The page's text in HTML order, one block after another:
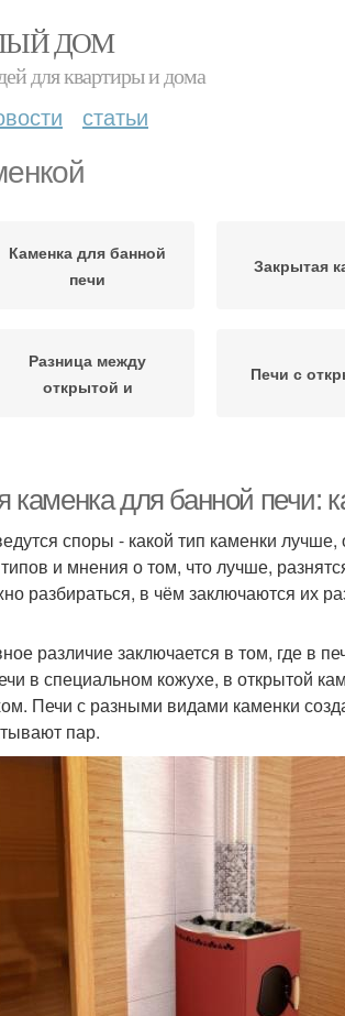
ДОМ
для квартиры и дома
статьи
Каменка для банной
печи
Закрытая
Разница между
открытой и
Печи с
каменка для банной печи:
споры - какой тип каменки
и мнения о том, что лучше,
разбираться, в чём заключаются их
различие заключается в том, где в
в специальном кожухе, в открытой
Печи с разными видами каменки
пар.